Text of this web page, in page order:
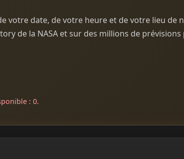
date, de votre heure et de votre lieu de
de la NASA et sur des millions de
: 0.